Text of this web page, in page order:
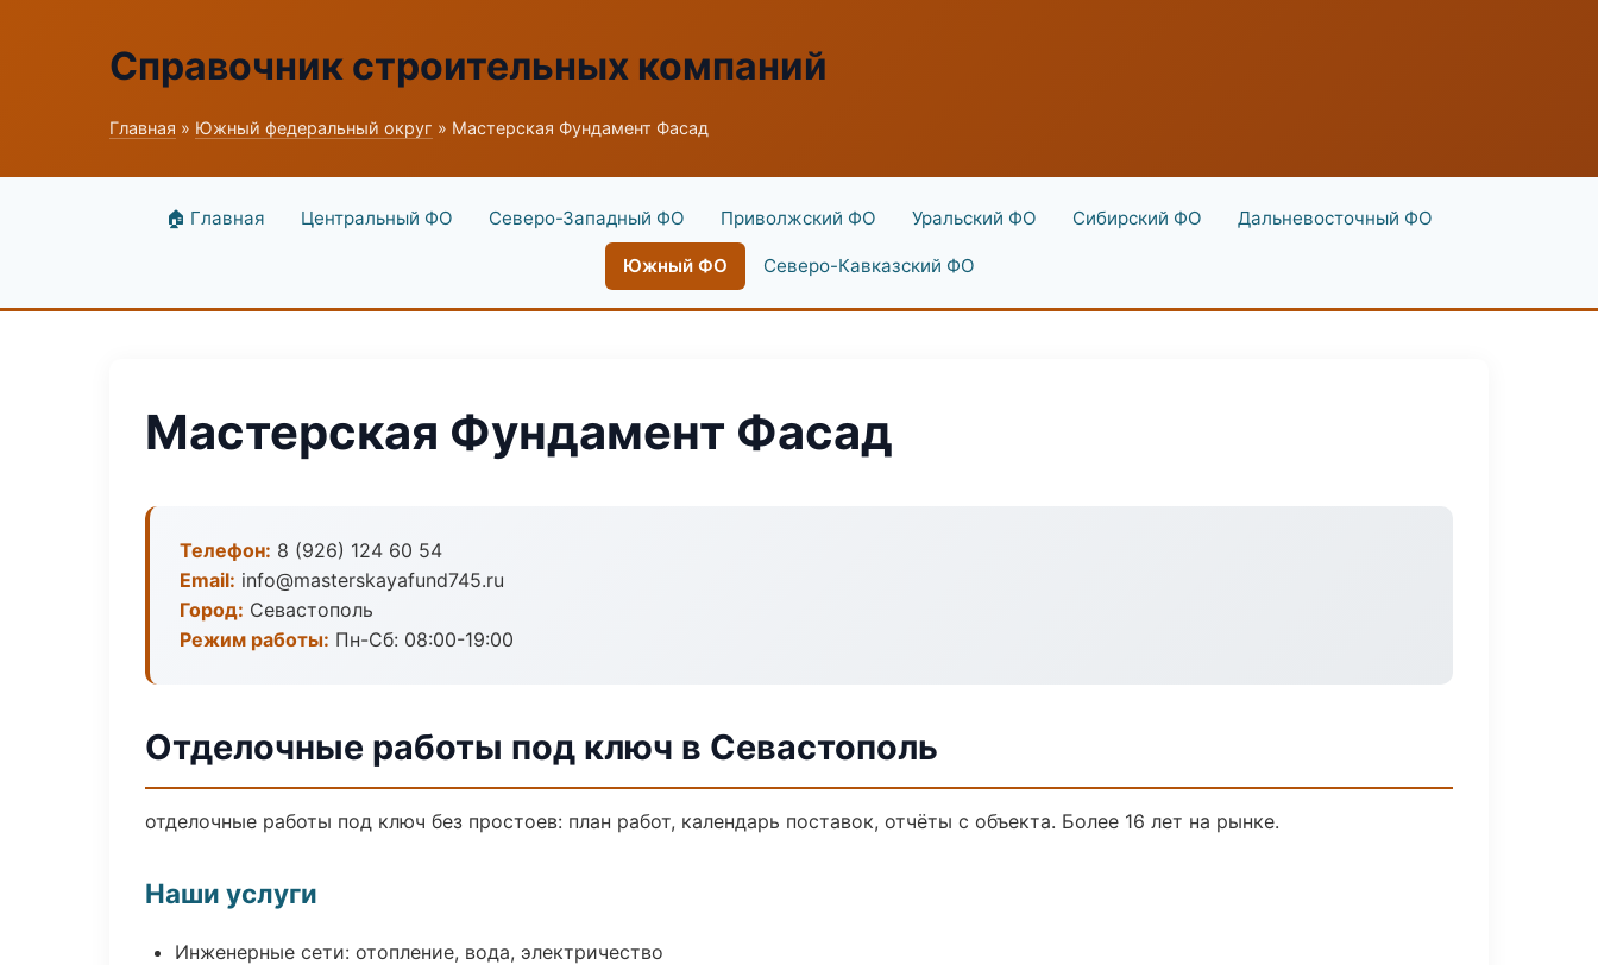
Справочник строительных компаний
Главная » Южный федеральный округ » Мастерская Фундамент Фасад
🏠 Главная Центральный ФО Северо-Западный ФО Приволжский ФО Уральский ФО Сибирский ФО Дальневосточный ФО
Южный ФО Северо-Кавказский ФО
Мастерская Фундамент Фасад
Телефон: 8 (926) 124 60 54
Email: info@masterskayafund745.ru
Город: Севастополь
Режим работы: Пн-Сб: 08:00-19:00
Отделочные работы под ключ в Севастополь
отделочные работы под ключ без простоев: план работ, календарь поставок, отчёты с объекта. Более 16 лет на рынке.
Наши услуги
Инженерные сети: отопление, вода, электричество